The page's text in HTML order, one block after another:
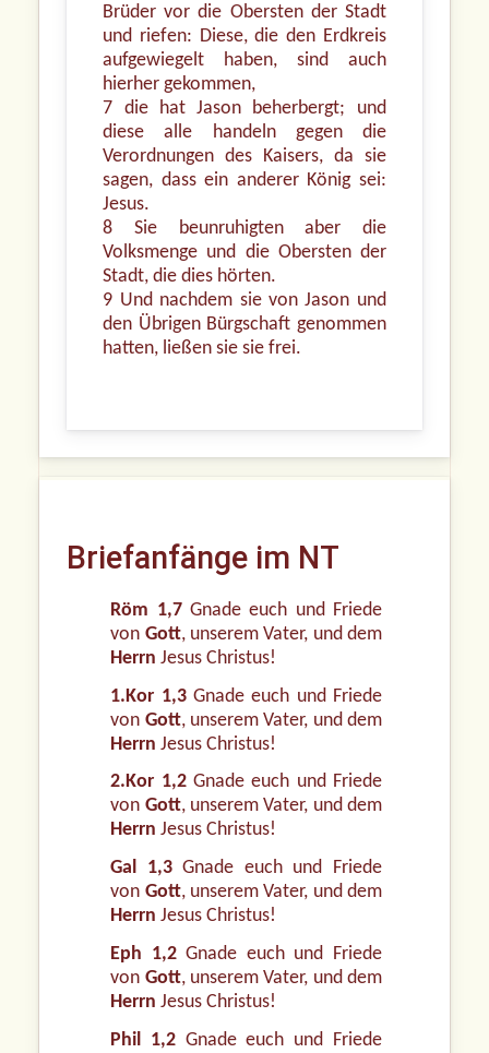
Brüder vor die Obersten der Stadt
und riefen: Diese, die den Erdkreis
aufgewiegelt haben, sind auch
hierher gekommen,
7 die hat Jason beherbergt; und
diese alle handeln gegen die
Verordnungen des Kaisers, da sie
sagen, dass ein anderer König sei:
Jesus.
8 Sie beunruhigten aber die
Volksmenge und die Obersten der
Stadt, die dies hörten.
9 Und nachdem sie von Jason und
den Übrigen Bürgschaft genommen
hatten, ließen sie sie frei.
Briefanfänge im NT
Röm 1,7Gnade euch und Friede
von Gott, unserem Vater, und dem
Herrn Jesus Christus!
1.Kor 1,3Gnade euch und Friede
von Gott, unserem Vater, und dem
Herrn Jesus Christus!
2.Kor 1,2Gnade euch und Friede
von Gott, unserem Vater, und dem
Herrn Jesus Christus!
Gal 1,3Gnade euch und Friede
von Gott, unserem Vater, und dem
Herrn Jesus Christus!
Eph 1,2Gnade euch und Friede
von Gott, unserem Vater, und dem
Herrn Jesus Christus!
Phil 1,2Gnade euch und Friede